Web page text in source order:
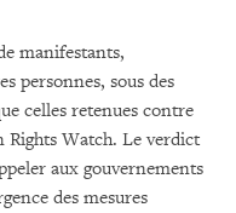
manifestants,
personnes, sous des
celles retenues contre
Rights Watch. Le verdict
aux gouvernements
des mesures